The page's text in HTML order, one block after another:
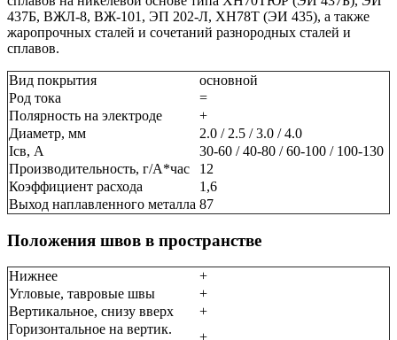
437Б, ВЖЛ-8, ВЖ-101, ЭП 202-Л, ХН78Т (ЭИ 435), а также
жаропрочных сталей и сочетаний разнородных сталей и
сплавов.
Вид покрытия
основной
Род тока
=
Полярность на электроде
+
Диаметр, мм
2.0 / 2.5 / 3.0 / 4.0
Ісв, А
30-60 / 40-80 / 60-100 / 100-130
Производительность, г/А*час
12
Коэффициент расхода
1,6
Выход наплавленного металла 87
Положения швов в пространстве
Нижнее
+
Угловые, тавровые швы
+
Вертикальное, снизу вверх
+
Горизонтальное на вертик.